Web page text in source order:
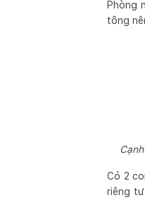
Phòng
tông
Có 2
riêng